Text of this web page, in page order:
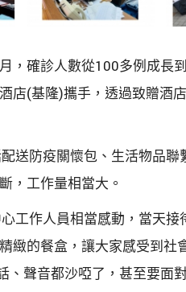
確診人數從100多例成長
(基隆)攜手，透過致贈酒
送防疫關懷包、生活物品
，工作量相當大。
作人員相當感動，當天
的餐盒，讓大家感受到
聲音都沙啞了，甚至要面